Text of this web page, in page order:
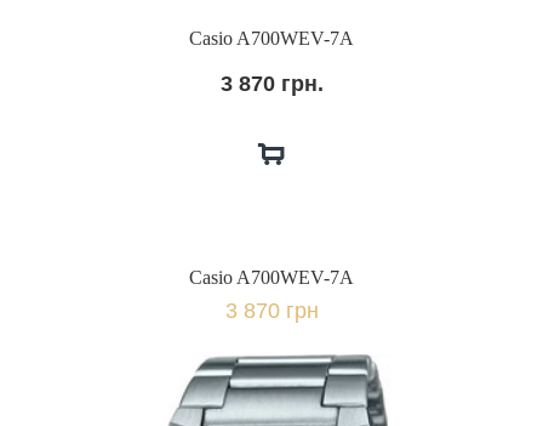
Casio A700WEV-7A
3 870 грн.
Casio A700WEV-7A
3 870 грн